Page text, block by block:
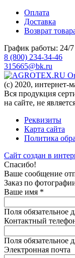
Оплата
Доставка
Возврат
График работы: 24/7
8 (800) 234-34-46
315665@bk.ru
(c) 2020, интернет-
Вся продукция
на сайте, не
Реквизиты
Карта сайта
Политика
Сайт создан в
Спасибо!
Ваше сообщение
Заказ по
Ваше имя *
Поля обязательное
Контактный
Поля обязательное
Электронная почта